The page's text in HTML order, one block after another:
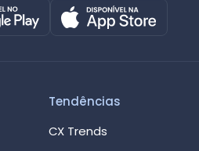
Tendências
CX Trends